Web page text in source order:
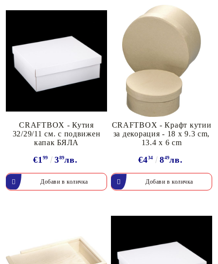
CRAFTBOX - Кутия
32/29/11 см. с подвижен
капак БЯЛА
€199 389лв.
CRAFTBOX - Крафт кутии
за декорация - 18 x 9.3 cm,
13.4 x 6 cm
€434 849лв.